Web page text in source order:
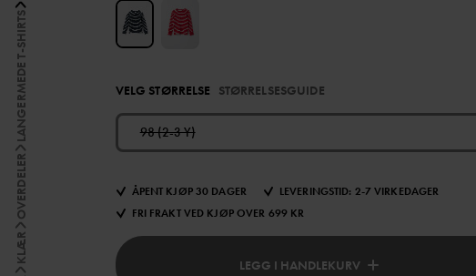
KLÆR
OVERDELER
LANGERMEDE T-SHIRTS VELG STØRRELSE STØRRELSESGUIDE
98 (2-3 Y)
ÅPENT KJØP 30 DAGER
LEVERINGSTID: 2-7 VIRKEDAGER
FRI FRAKT VED KJØP OVER 699 KR
LEGG I HANDLEKURV